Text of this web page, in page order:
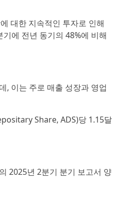
대한 지속적인 투자로 인해
에 전년 동기의 48%에 비해
, 이는 주로 매출 성장과 영업
Share, ADS)당 1.15달
2025년 2분기 분기 보고서 양